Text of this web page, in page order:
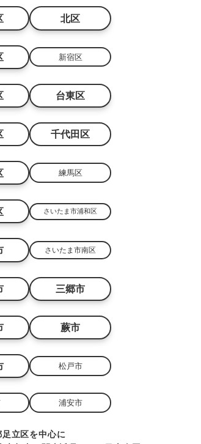
北区
新宿区
台東区
千代田区
練馬区
さいたま市浦和区
さいたま市南区
三郷市
蕨市
松戸市
浦安市
立区を中心に